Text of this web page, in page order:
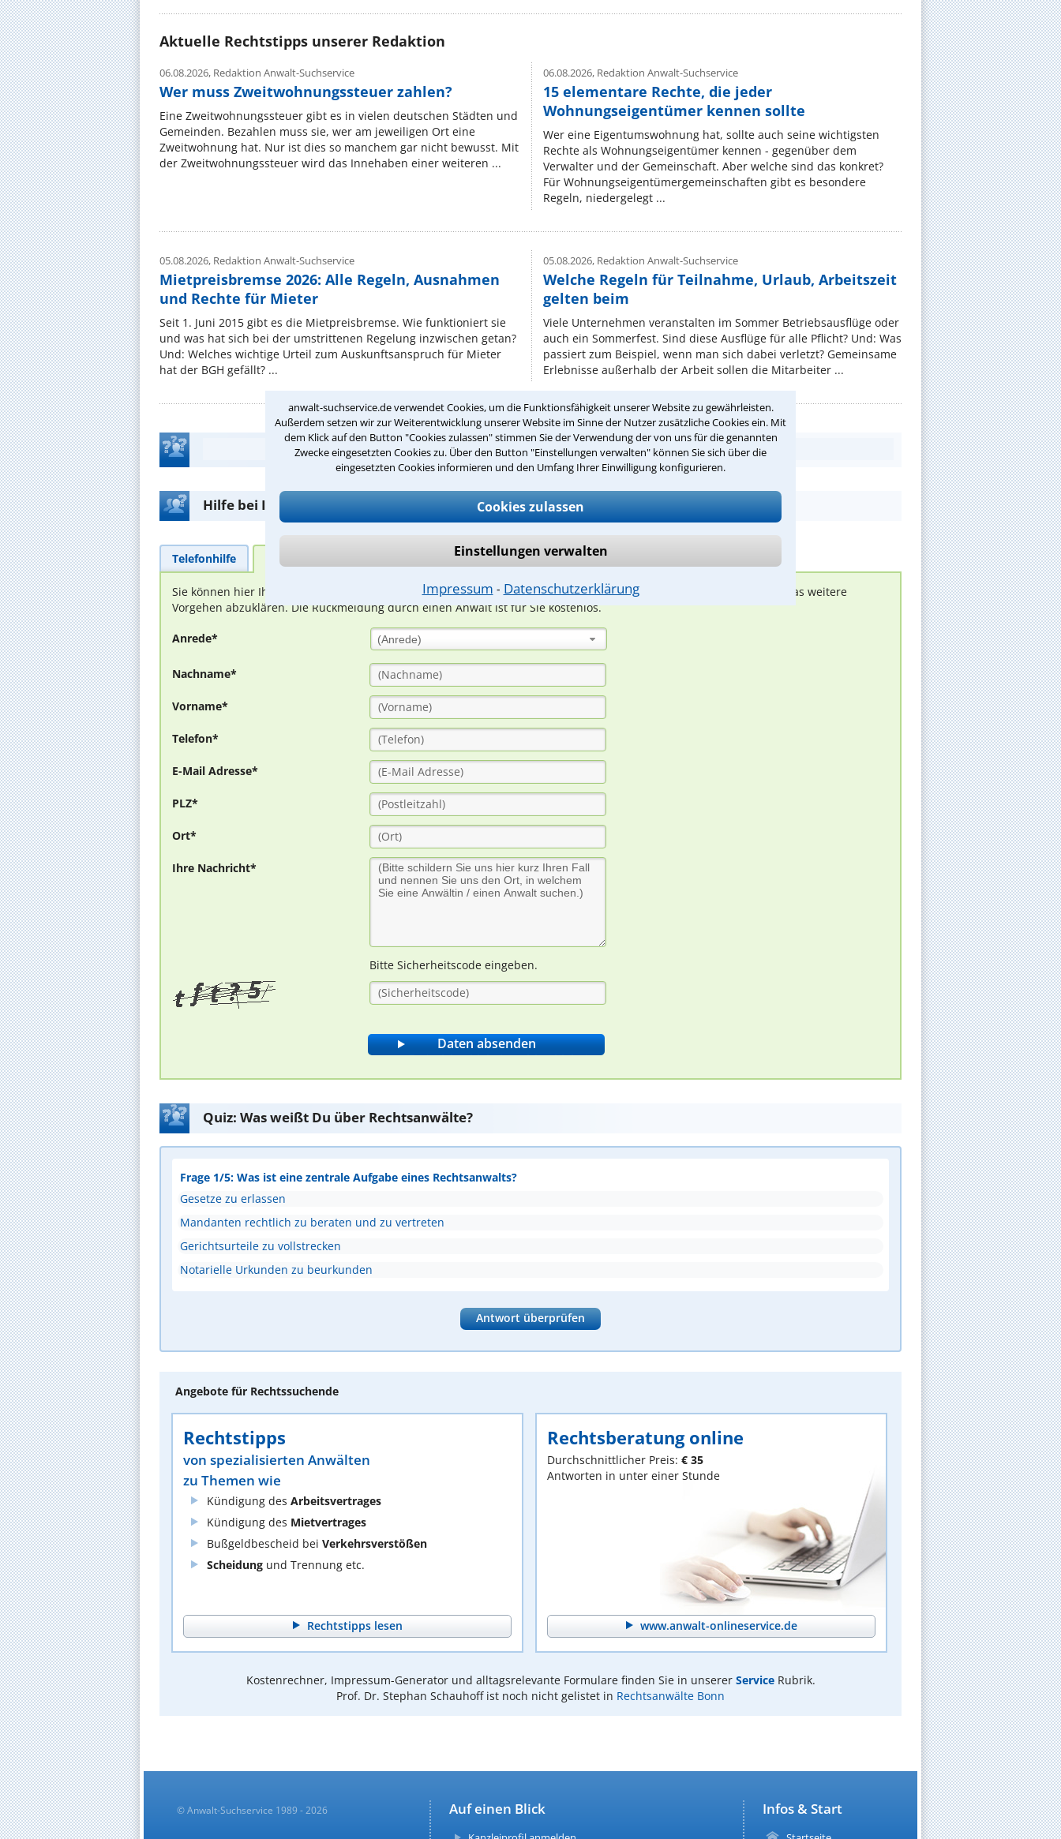
anwalt-suchservice.de verwendet Cookies, um die Funktionsfähigkeit unserer Website zu gewährleisten.
Außerdem setzen wir zur Weiterentwicklung unserer Website im Sinne der Nutzer zusätzliche Cookies ein. Mit
dem Klick auf den Button "Cookies zulassen" stimmen Sie der Verwendung der von uns für die genannten
Zwecke eingesetzten Cookies zu. Über den Button "Einstellungen verwalten" können Sie sich über die
eingesetzten Cookies informieren und den Umfang Ihrer Einwilligung konfigurieren.
Cookies zulassen
Einstellungen verwalten
Impressum ⁃ Datenschutzerklärung
Aktuelle Rechtstipps unserer Redaktion
06.08.2026, Redaktion Anwalt-Suchservice
Wer muss Zweitwohnungssteuer zahlen?
Eine Zweitwohnungssteuer gibt es in vielen deutschen Städten und
Gemeinden. Bezahlen muss sie, wer am jeweiligen Ort eine
Zweitwohnung hat. Nur ist dies so manchem gar nicht bewusst. Mit
der Zweitwohnungssteuer wird das Innehaben einer weiteren ...
06.08.2026,Redaktion Anwalt-Suchservice
15 elementare Rechte, die jeder
Wohnungseigentümer kennen sollte
Wer eine Eigentumswohnung hat, sollte auch seine wichtigsten
Rechte als Wohnungseigentümer kennen - gegenüber dem
Verwalter und der Gemeinschaft. Aber welche sind das konkret?
Für Wohnungseigentümergemeinschaften gibt es besondere
Regeln, niedergelegt ...
05.08.2026, Redaktion Anwalt-Suchservice
Mietpreisbremse 2026: Alle Regeln, Ausnahmen
und Rechte für Mieter
Seit 1. Juni 2015 gibt es die Mietpreisbremse. Wie funktioniert sie
und was hat sich bei der umstrittenen Regelung inzwischen getan?
Und: Welches wichtige Urteil zum Auskunftsanspruch für Mieter
hat der BGH gefällt? ...
05.08.2026,Redaktion Anwalt-Suchservice
Welche Regeln für Teilnahme, Urlaub, Arbeitszeit
gelten beim
Viele Unternehmen veranstalten im Sommer Betriebsausflüge oder
auch ein Sommerfest. Sind diese Ausflüge für alle Pflicht? Und: Was
passiert zum Beispiel, wenn man sich dabei verletzt? Gemeinsame
Erlebnisse außerhalb der Arbeit sollen die Mitarbeiter ...
Teste Dein Rechtswissen
Hilfe bei Ihrer Anwaltsuche?
Telefonhilfe
Sie können hier Ihren Fall schildern. Anschließend werden sich spezialisierte Rechtsanwälte bei Ihnen melden, um das weitere
Vorgehen abzuklären. Die Rückmeldung durch einen Anwalt ist für Sie kostenlos.
Anrede* (Anrede)
Nachname*
Vorname*
Telefon*
E-Mail Adresse*
PLZ*
Ort*
Ihre Nachricht*
Bitte Sicherheitscode eingeben.
Quiz: Was weißt Du über Rechtsanwälte?
Frage 1/5: Was ist eine zentrale Aufgabe eines Rechtsanwalts?
Gesetze zu erlassen
Mandanten rechtlich zu beraten und zu vertreten
Gerichtsurteile zu vollstrecken
Notarielle Urkunden zu beurkunden
Antwort überprüfen
Angebote für Rechtssuchende
Rechtstipps
von spezialisierten Anwälten
zu Themen wie
Kündigung des Arbeitsvertrages
Kündigung des Mietvertrages
Bußgeldbescheid bei Verkehrsverstößen
Scheidung und Trennung etc.
Rechtstipps lesen
Rechtsberatung online
Durchschnittlicher Preis: € 35
Antworten in unter einer Stunde
www.anwalt-onlineservice.de
Kostenrechner, Impressum-Generator und alltagsrelevante Formulare finden Sie in unserer ServiceRubrik.
Prof. Dr. Stephan Schauhoff ist noch nicht gelistet in Rechtsanwälte Bonn
Infos & Start
Auf einen Blick
© Anwalt-Suchservice 1989 - 2026